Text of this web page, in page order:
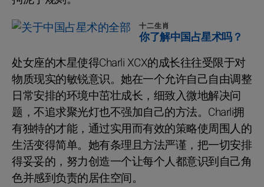
十二生肖
你了解中国占星术吗？
处女座的木星使得Charli XCX的成长往往受限于对
物质现实的敏锐意识。她在一个允许自己自由调整
日常安排的环境中茁壮成长，细致入微地解决问
题，不追求聚光灯也不强加自己的方法。Charli拥
有独特的才能，通过实用而有效的策略使周围人的
生活变得简单。她有条理且方法严谨，把一切安排
得妥妥的，努力创造一个让每个人都意识到自己角
色并感到负责的居住空间。